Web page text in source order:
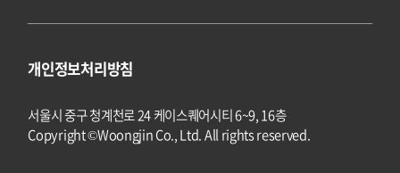
개인정보처리방침
서울시 중구 청계천로 24 케이스퀘어시티 6~9, 16층
Copyright ©Woongjin Co., Ltd. All rights reserved.